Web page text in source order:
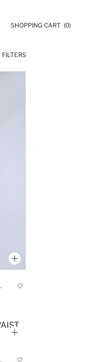
SHOPPING CART (0)
FILTERS